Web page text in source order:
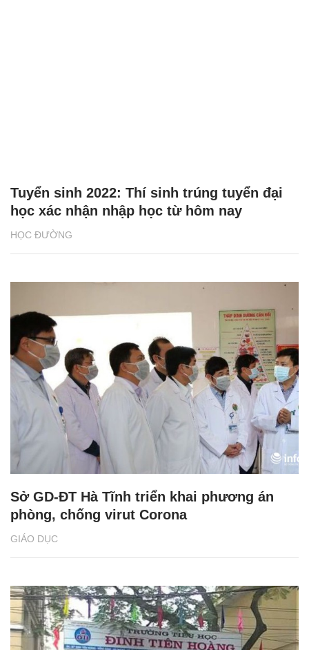
HỌC ĐƯỜNG
Tuyển sinh 2022: Thí sinh trúng tuyển đại
học xác nhận nhập học từ hôm nay
GIÁO DỤC
Sở GD-ĐT Hà Tĩnh triển khai phương án
phòng, chống virut Corona